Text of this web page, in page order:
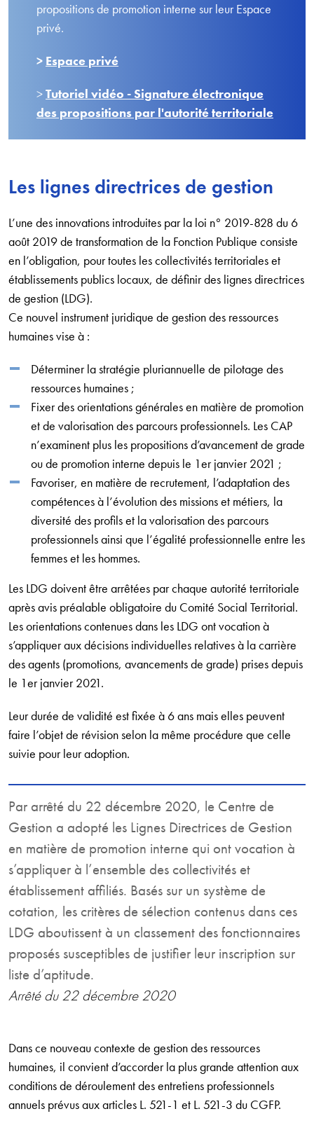
propositions de promotion interne sur leur Espace
privé.
> Espace privé
>Tutoriel vidéo - Signature électronique
des propositions par l'autorité territoriale
Les lignes directrices de gestion
L’une des innovations introduites par la loi n° 2019-828 du 6
août 2019 de transformation de la Fonction Publique consiste
en l’obligation, pour toutes les collectivités territoriales et
établissements publics locaux, de définir des lignes directrices
de gestion (LDG).
Ce nouvel instrument juridique de gestion des ressources
humaines vise à :
Déterminer la stratégie pluriannuelle de pilotage des
ressources humaines ;
Fixer des orientations générales en matière de promotion
et de valorisation des parcours professionnels. Les CAP
n’examinent plus les propositions d’avancement de grade
ou de promotion interne depuis le 1er janvier 2021 ;
Favoriser, en matière de recrutement, l’adaptation des
compétences à l’évolution des missions et métiers, la
diversité des profils et la valorisation des parcours
professionnels ainsi que l’égalité professionnelle entre les
femmes et les hommes.
Les LDG doivent être arrêtées par chaque autorité territoriale
après avis préalable obligatoire du Comité Social Territorial.
Les orientations contenues dans les LDG ont vocation à
s’appliquer aux décisions individuelles relatives à la carrière
des agents (promotions, avancements de grade) prises depuis
le 1er janvier 2021.
Leur durée de validité est fixée à 6 ans mais elles peuvent
faire l’objet de révision selon la même procédure que celle
suivie pour leur adoption.
Par arrêté du 22 décembre 2020, le Centre de
Gestion a adopté les Lignes Directrices de Gestion
en matière de promotion interne qui ont vocation à
s’appliquer à l’ensemble des collectivités et
établissement affiliés. Basés sur un système de
cotation, les critères de sélection contenus dans ces
LDG aboutissent à un classement des fonctionnaires
proposés susceptibles de justifier leur inscription sur
liste d’aptitude.
Arrêté du 22 décembre 2020
Dans ce nouveau contexte de gestion des ressources
humaines, il convient d’accorder la plus grande attention aux
conditions de déroulement des entretiens professionnels
annuels prévus aux articles L. 521-1 et L. 521-3 du CGFP.